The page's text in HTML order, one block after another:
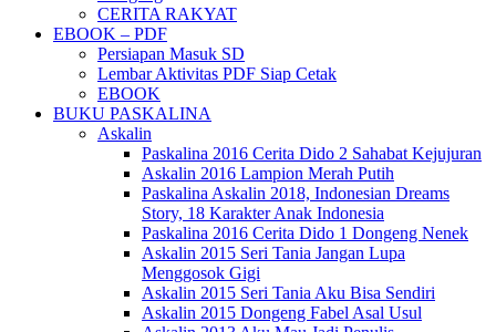
CERITA RAKYAT
EBOOK – PDF
Persiapan Masuk SD
Lembar Aktivitas PDF Siap Cetak
EBOOK
BUKU PASKALINA
Askalin
Paskalina 2016 Cerita Dido 2 Sahabat Kejujuran
Askalin 2016 Lampion Merah Putih
Paskalina Askalin 2018, Indonesian Dreams
Story, 18 Karakter Anak Indonesia
Paskalina 2016 Cerita Dido 1 Dongeng Nenek
Askalin 2015 Seri Tania Jangan Lupa
Menggosok Gigi
Askalin 2015 Seri Tania Aku Bisa Sendiri
Askalin 2015 Dongeng Fabel Asal Usul